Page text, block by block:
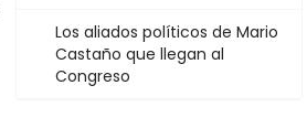
Los aliados políticos de Mario
Castaño que llegan al
Congreso